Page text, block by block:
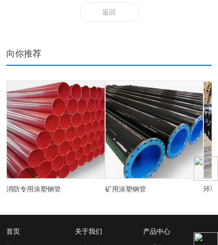
返回
向你推荐
消防专用涂塑钢管 矿用涂塑钢管 环
首页 关于我们 产品中心